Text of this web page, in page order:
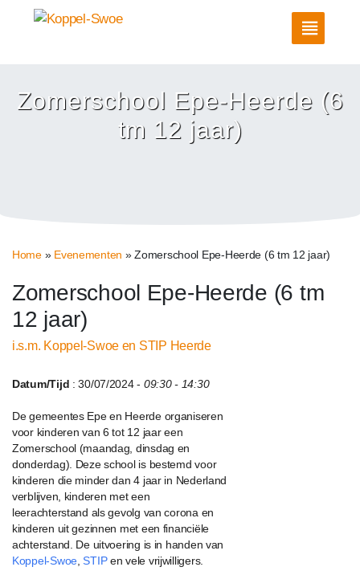
Zomerschool Epe-Heerde (6
tm 12 jaar)
Home» Evenementen »Zomerschool Epe-Heerde (6 tm 12 jaar)
Zomerschool Epe-Heerde (6 tm
12 jaar)
i.s.m. Koppel-Swoe en STIP Heerde
Datum/Tijd : 30/07/2024 - 09:30 - 14:30
De gemeentes Epe en Heerde organiseren
voor kinderen van 6 tot 12 jaar een
Zomerschool (maandag, dinsdag en
donderdag). Deze school is bestemd voor
kinderen die minder dan 4 jaar in Nederland
verblijven, kinderen met een
leerachterstand als gevolg van corona en
kinderen uit gezinnen met een financiële
achterstand. De uitvoering is in handen van
Koppel-Swoe,STIPen vele vrijwilligers.